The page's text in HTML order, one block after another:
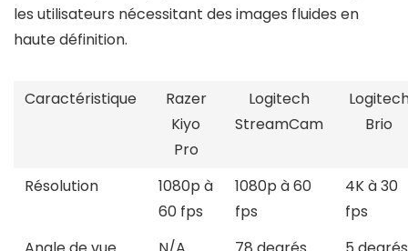
les utilisateurs nécessitant des images fluides en
haute définition.
Caractéristique
Razer
Kiyo
Pro
Logitech
StreamCam
Brio
Résolution
1080p à
60 fps
1080p à 60
fps
4K à 30
fps